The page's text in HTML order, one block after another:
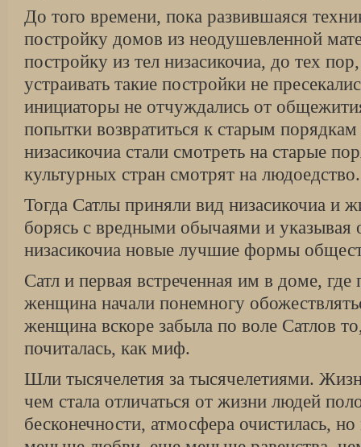
До того времени, пока развившаяся
постройку домов из неодушевленной
постройку из тел низасикочиа, до тех
устраивать такие постройки не
инициаторы не отчуждались от
попытки возвратиться к старым
низасикочиа стали смотреть на старые
культурных стран смотрят на людоедство.
Тогда Сатлы приняли вид низасикочиа и
борясь с вредными обычаями и указывая
низасикочиа новые лучшие формы
Сатл и первая встреченная им в доме,
женщина начали понемногу
женщина вскоре забыла по воле Сатлов
почиталась, как миф.
Шли тысячелетия за тысячелетиями.
чем стала отличаться от жизни людей
бесконечности, атмосфера очистилась,